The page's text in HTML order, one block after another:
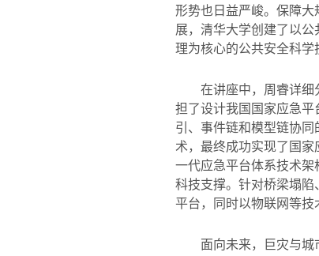
形势也日益严峻。保障
展，清华大学创建了以公
理为核心的公共安全科学
在讲座中，周睿详细
担了设计我国国家应急
引、事件链和模型链协
术，最终成功实现了国
一代应急平台体系技术
科技支撑。针对桥梁塌
平台，同时以物联网等技
面向未来，巨灾与